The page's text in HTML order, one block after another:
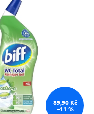
89,90 Kč
–11 %